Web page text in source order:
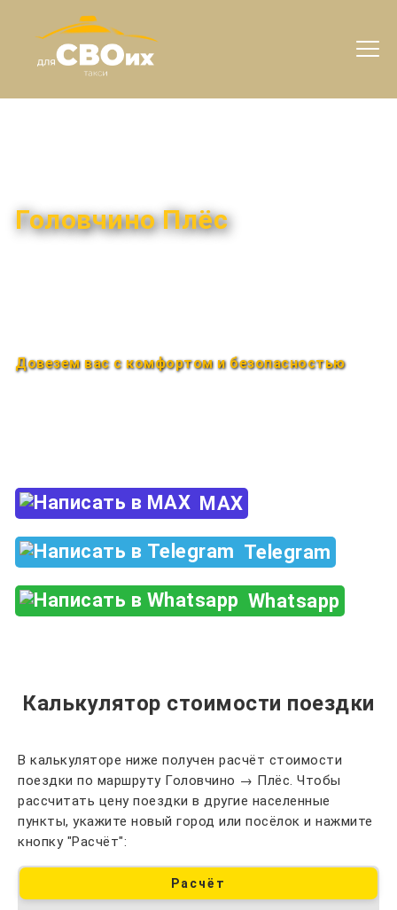
Головчино Плёс
Довезем вас с комфортом и безопасностью
MAX
Telegram
Whatsapp
Калькулятор стоимости поездки
В калькуляторе ниже получен расчёт стоимости
поездки по маршруту Головчино → Плёс. Чтобы
рассчитать цену поездки в другие населенные
пункты, укажите новый город или посёлок и нажмите
кнопку "Расчёт":
Расчёт